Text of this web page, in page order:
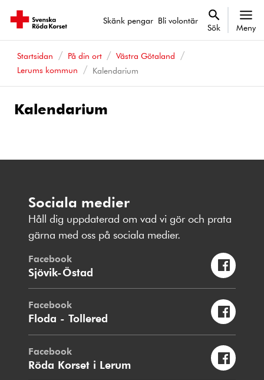
Skänk pengar Bli volontär
Sök Meny
Startsidan På din ort
Västra Götaland
Lerums kommun
Kalendarium
Kalendarium
Sociala medier
Håll dig uppdaterad om vad vi gör och prata
gärna med oss på sociala medier.
Facebook
Sjövik-Östad
Facebook
Floda - Tollered
Facebook
Röda Korset i Lerum